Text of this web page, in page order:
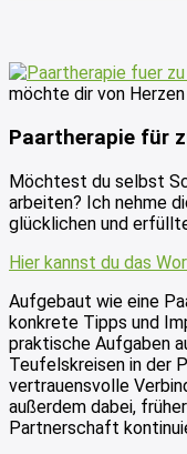
möchte dir von
Paartherapie für
Möchtest du selbst
arbeiten? Ich nehme
glücklichen und
Hier kannst du das
Aufgebaut wie eine
konkrete Tipps und
praktische Aufgaben
Teufelskreisen in der
vertrauensvolle
außerdem dabei,
Partnerschaft